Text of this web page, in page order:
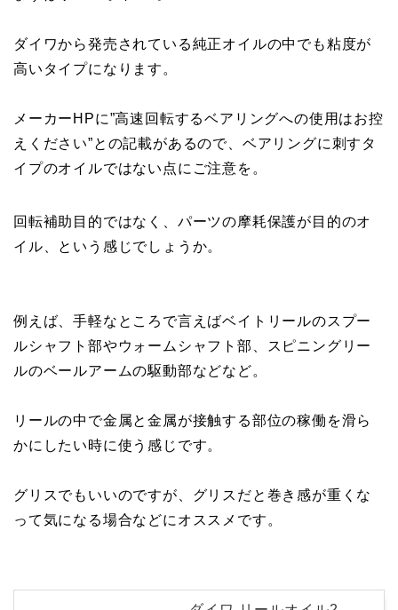
ダイワから発売されている純正オイルの中でも粘度が
高いタイプになります。
メーカーHPに”高速回転するベアリングへの使用はお控
えください”との記載があるので、ベアリングに刺すタ
イプのオイルではない点にご注意を。
回転補助目的ではなく、パーツの摩耗保護が目的のオ
イル、という感じでしょうか。
例えば、手軽なところで言えばベイトリールのスプー
ルシャフト部やウォームシャフト部、スピニングリー
ルのベールアームの駆動部などなど。
リールの中で金属と金属が接触する部位の稼働を滑ら
かにしたい時に使う感じです。
グリスでもいいのですが、グリスだと巻き感が重くな
って気になる場合などにオススメです。